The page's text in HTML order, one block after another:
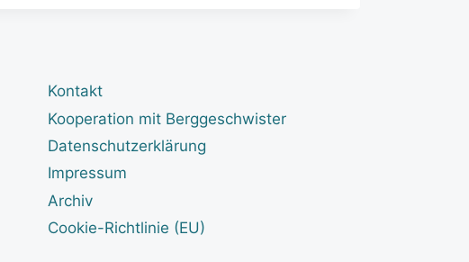
Kontakt
Kooperation mit Berggeschwister
Datenschutzerklärung
Impressum
Archiv
Cookie-Richtlinie (EU)